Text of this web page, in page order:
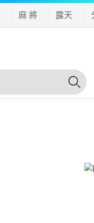
麻 將 露天